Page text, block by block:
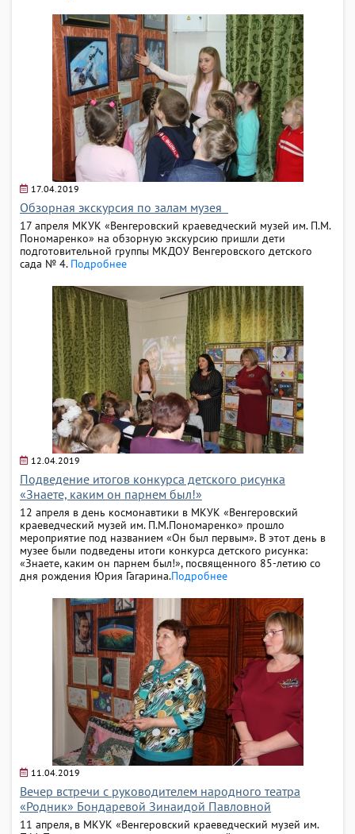
17.04.2019
Обзорная экскурсия по залам музея
17 апреля МКУК «Венгеровский краеведческий музей им. П.М.
Пономаренко» на обзорную экскурсию пришли дети
подготовительной группы МКДОУ Венгеровского детского
сада № 4. Подробнее
12.04.2019
Подведение итогов конкурса детского рисунка
«Знаете, каким он парнем был!»
12 апреля в день космонавтики в МКУК «Венгеровский
краеведческий музей им. П.М.Пономаренко» прошло
мероприятие под названием «Он был первым». В этот день в
музее были подведены итоги конкурса детского рисунка:
«Знаете, каким он парнем был!», посвященного 85-летию со
дня рождения Юрия Гагарина.Подробнее
11.04.2019
Вечер встречи с руководителем народного театра
«Родник» Бондаревой Зинаидой Павловной
11 апреля, в МКУК «Венгеровский краеведческий музей им.